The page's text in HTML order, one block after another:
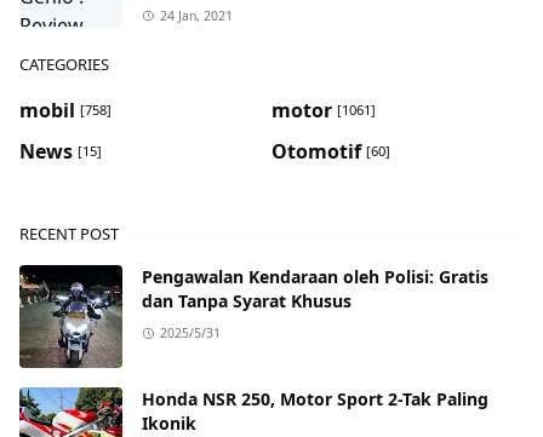
24 Jan, 2021
CATEGORIES
mobil [758] motor [1061]
News [15] Otomotif [60]
RECENT POST
Pengawalan Kendaraan oleh Polisi: Gratis
dan Tanpa Syarat Khusus
2025/5/31
Honda NSR 250, Motor Sport 2-Tak Paling
Ikonik